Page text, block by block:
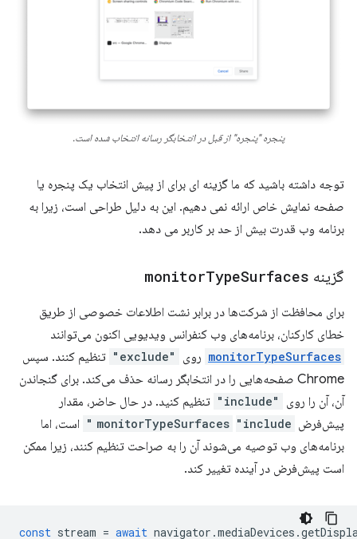
پنجره "پنجره" از قبل در انتخابگر رسانه انتخاب شده است.
توجه داشته باشید که ما گزینه ای برای از پیش انتخاب یک پنجره یا
صفحه نمایش خاص ارائه نمی دهیم. این به دلیل طراحی است، زیرا به
برنامه وب قدرت بیش از حد بر کاربر می دهد.
گزینه monitorTypeSurfaces
برای محافظت از شرکت‌ها در برابر نشت اطلاعات خصوصی از طریق
خطای کارکنان، برنامه‌های وب کنفرانس ویدیویی اکنون می‌توانند
monitorTypeSurfaces روی "exclude"
تنظیم کنند. سپس
Chrome صفحه‌هایی را در انتخابگر رسانه حذف می‌کند. برای گنجاندن
آن، آن را روی
"include"
تنظیم کنید. در حال حاضر، مقدار
پیش‌فرض
monitorTypeSurfaces "include"
است، اما
برنامه‌های وب توصیه می‌شوند آن را به صراحت تنظیم کنند، زیرا ممکن
است پیش‌فرض در آینده تغییر کند.
const stream = await navigator .mediaDevices .